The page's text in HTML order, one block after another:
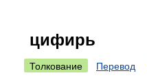
цифирь
Толкование Перевод